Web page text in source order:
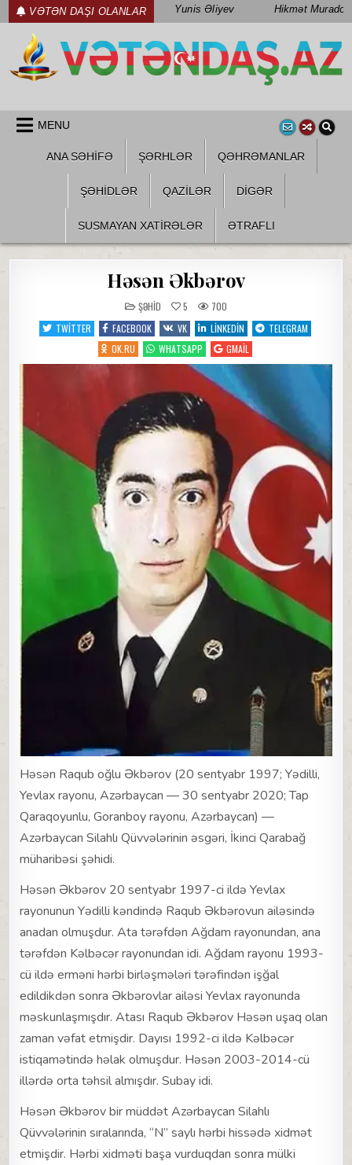
Skip
to
content
VƏTƏN DAŞI OLANLAR Yunis Əliyev Hikmət Muradov
MENU
ANA SƏHİFƏ ŞƏRHLƏR QƏHRƏMANLAR
ŞƏHIDLƏR QAZILƏR DIGƏR
SUSMAYAN XATİRƏLƏR ƏTRAFLI
Həsən Əkbərov
POSTED
IN
ŞƏHID 5
700
TWITTER
FACEBOOK VK LINKEDIN
TELEGRAM
OK.RU
WHATSAPP GMAIL
Həsən Raqub oğlu Əkbərov (20 sentyabr 1997; Yədilli,
Yevlax rayonu, Azərbaycan — 30 sentyabr 2020; Tap
Qaraqoyunlu, Goranboy rayonu, Azərbaycan) —
Azərbaycan Silahlı Qüvvələrinin əsgəri, İkinci Qarabağ
müharibəsi şəhidi.
Həsən Əkbərov 20 sentyabr 1997-ci ildə Yevlax
rayonunun Yədilli kəndində Raqub Əkbərovun ailəsində
anadan olmuşdur. Ata tərəfdən Ağdam rayonundan, ana
tərəfdən Kəlbəcər rayonundan idi. Ağdam rayonu 1993-
cü ildə erməni hərbi birləşmələri tərəfindən işğal
edildikdən sonra Əkbərovlar ailəsi Yevlax rayonunda
məskunlaşmışdır. Atası Raqub Əkbərov Həsən uşaq olan
zaman vəfat etmişdir. Dayısı 1992-ci ildə Kəlbəcər
istiqamətində həlak olmuşdur. Həsən 2003-2014-cü
illərdə orta təhsil almışdır. Subay idi.
Həsən Əkbərov bir müddət Azərbaycan Silahlı
Qüvvələrinin sıralarında, “N” saylı hərbi hissədə xidmət
etmişdir. Hərbi xidməti başa vurduqdan sonra mülki